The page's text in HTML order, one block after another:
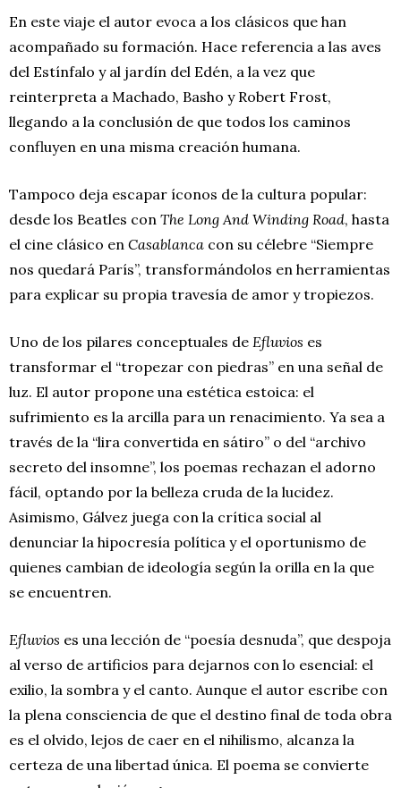
En este viaje el autor evoca a los clásicos que han
acompañado su formación. Hace referencia a las aves
del Estínfalo y al jardín del Edén, a la vez que
reinterpreta a Machado, Basho y Robert Frost,
llegando a la conclusión de que todos los caminos
confluyen en una misma creación humana.
Tampoco deja escapar íconos de la cultura popular:
desde los Beatles con The Long And Winding Road, hasta
el cine clásico en Casablanca con su célebre “Siempre
nos quedará París”, transformándolos en herramientas
para explicar su propia travesía de amor y tropiezos.
Uno de los pilares conceptuales de Efluvios es
transformar el “tropezar con piedras” en una señal de
luz. El autor propone una estética estoica: el
sufrimiento es la arcilla para un renacimiento. Ya sea a
través de la “lira convertida en sátiro” o del “archivo
secreto del insomne”, los poemas rechazan el adorno
fácil, optando por la belleza cruda de la lucidez.
Asimismo, Gálvez juega con la crítica social al
denunciar la hipocresía política y el oportunismo de
quienes cambian de ideología según la orilla en la que
se encuentren.
Efluvios es una lección de “poesía desnuda”, que despoja
al verso de artificios para dejarnos con lo esencial: el
exilio, la sombra y el canto. Aunque el autor escribe con
la plena consciencia de que el destino final de toda obra
es el olvido, lejos de caer en el nihilismo, alcanza la
certeza de una libertad única. El poema se convierte